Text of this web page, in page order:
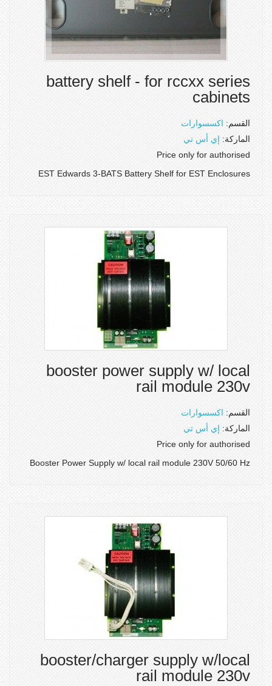
battery shelf - for rccxx series
cabinets
القسم: اكسسوارات
الماركة: إي أس تي
Price only for authorised
EST Edwards 3-BATS Battery Shelf for EST Enclosures
booster power supply w/ local
rail module 230v
القسم: اكسسوارات
الماركة: إي أس تي
Price only for authorised
Booster Power Supply w/ local rail module 230V 50/60 Hz
booster/charger supply w/local
rail module 230v